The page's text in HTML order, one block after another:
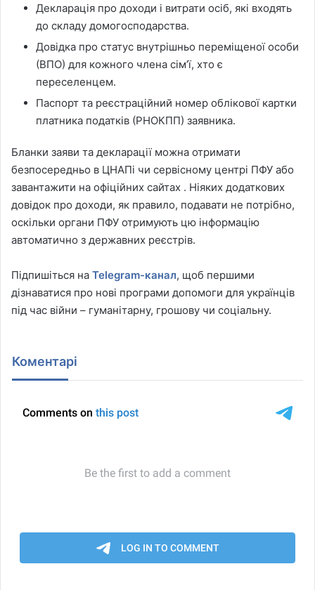
Декларація про доходи і витрати осіб, які входять
до складу домогосподарства.
Довідка про статус внутрішньо переміщеної особи
(ВПО) для кожного члена сім’ї, хто є
переселенцем.
Паспорт та реєстраційний номер облікової картки
платника податків (РНОКПП) заявника.
Бланки заяви та декларації можна отримати
безпосередньо в ЦНАПі чи сервісному центрі ПФУ або
завантажити на офіційних сайтах . Ніяких додаткових
довідок про доходи, як правило, подавати не потрібно,
оскільки органи ПФУ отримують цю інформацію
автоматично з державних реєстрів.
Підпишіться на Telegram-канал, щоб першими
дізнаватися про нові програми допомоги для українців
під час війни – гуманітарну, грошову чи соціальну.
Коментарі